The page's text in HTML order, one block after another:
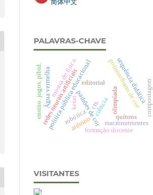
PALAVRAS-CHAVE
editorial
olimpíada
política pública educacional
padrões de cor polimorfismo de cor
quítons
robótica
redes neurais artificiais
keras
mostra de física.
formação docente
sequência didática
cts.
Água vermelha compostagem
ensino. jogos. pibid. ciência
macronutrientes
arduino
VISITANTES